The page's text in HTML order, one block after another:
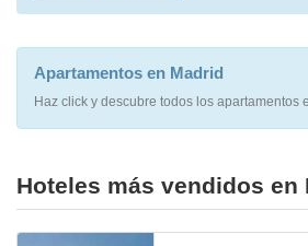
Apartamentos en Madrid
Haz click y descubre todos los apartamentos
Hoteles más vendidos en